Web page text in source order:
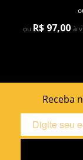
ou R$ 97,00 à
Receba